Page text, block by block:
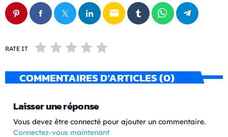
email
RATE IT
COMMENTAIRES D’ARTICLES (0)
Laisser une réponse
Vous devez être connecté pour ajouter un commentaire.
Connectez-vous maintenant